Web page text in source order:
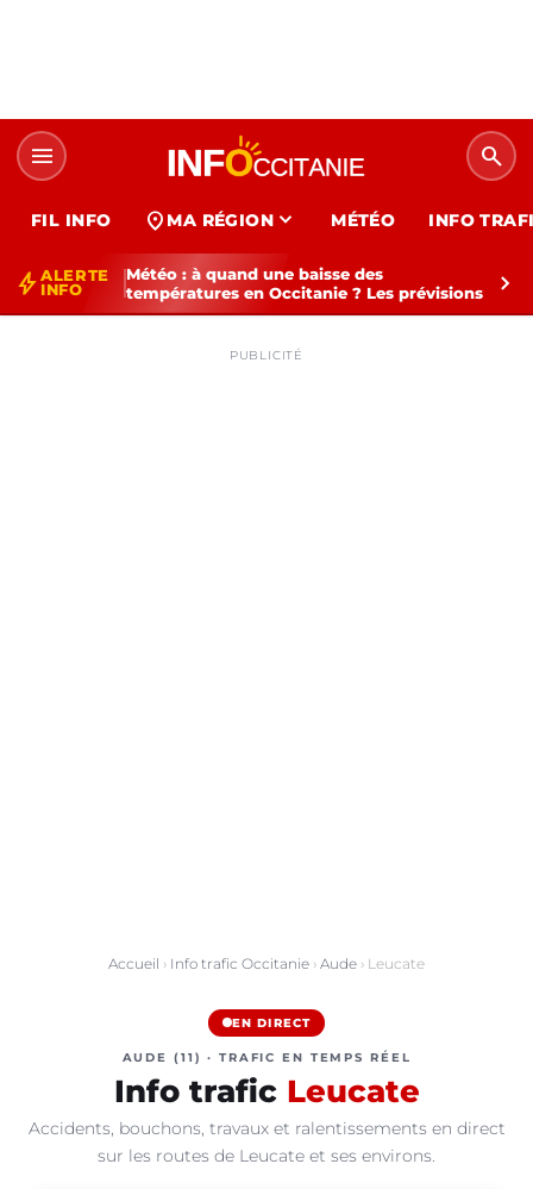
menu search
FIL INFO location_on MA RÉGION expand_more MÉTÉO INFO
bolt ALERTE
INFO
Météo : à quand une baisse des
températures en Occitanie ? Les prévisions
chevron_right
PUBLICITÉ
Accueil › Info trafic Occitanie › Aude › Leucate
EN DIRECT
AUDE (11) · TRAFIC EN TEMPS RÉEL
Info trafic Leucate
Accidents, bouchons, travaux et ralentissements en direct
sur les routes de Leucate et ses environs.